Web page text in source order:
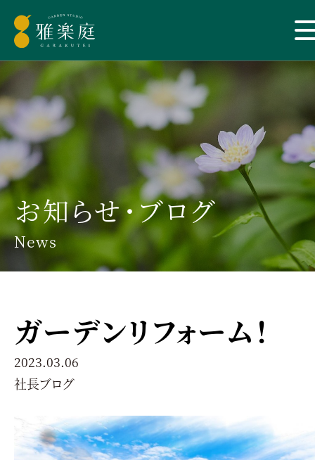
お知らせ・ブログ
News
ガーデンリフォーム！
2023.03.06
社長ブログ